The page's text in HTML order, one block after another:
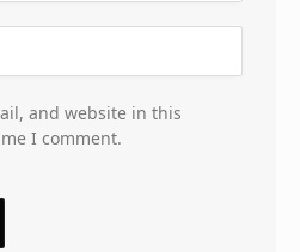
and website in this
I comment.